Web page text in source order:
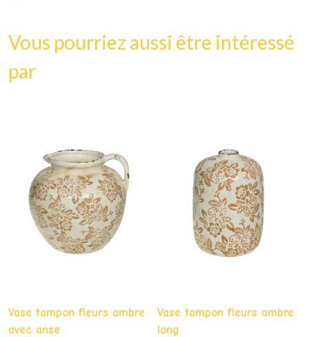
Vous pourriez aussi être intéressé
par
Vase tampon fleurs ambre
avec anse
Vase tampon fleurs ambre
long